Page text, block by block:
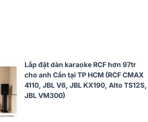
Lắp đặt dàn karaoke RCF hơn 97tr
cho anh Cần tại TP HCM (RCF CMAX
4110, JBL V6, JBL KX190, Alto TS12S,
JBL VM300)